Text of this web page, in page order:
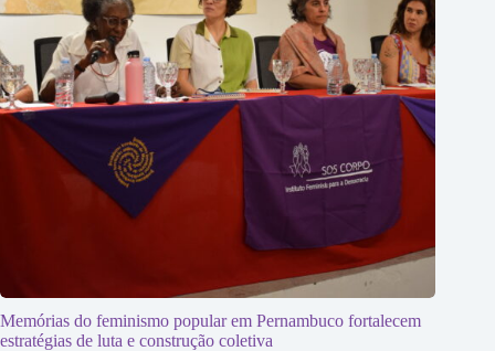
Memórias do feminismo popular em Pernambuco fortalecem
estratégias de luta e construção coletiva